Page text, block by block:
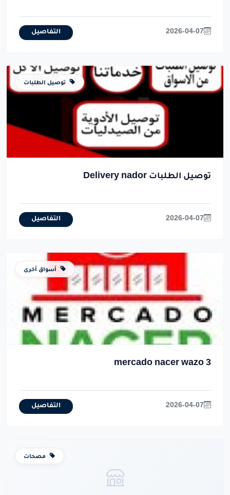
2026-04-07 التفاصيل
توصيل الطلبات
Delivery nador توصيل الطلبات
2026-04-07 التفاصيل
أسواق أخرى
mercado nacer wazo 3
2026-04-07 التفاصيل
مصحات